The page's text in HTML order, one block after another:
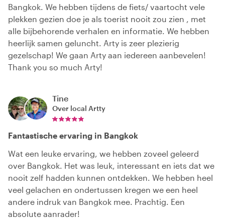
Bangkok. We hebben tijdens de fiets/ vaartocht vele
plekken gezien doe je als toerist nooit zou zien , met
alle bijbehorende verhalen en informatie. We hebben
heerlijk samen geluncht. Arty is zeer plezierig
gezelschap! We gaan Arty aan iedereen aanbevelen!
Thank you so much Arty!
Tine
Over local Artty
Fantastische ervaring in Bangkok
Wat een leuke ervaring, we hebben zoveel geleerd
over Bangkok. Het was leuk, interessant en iets dat we
nooit zelf hadden kunnen ontdekken. We hebben heel
veel gelachen en ondertussen kregen we een heel
andere indruk van Bangkok mee. Prachtig. Een
absolute aanrader!